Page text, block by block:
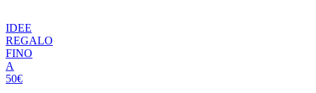
IDEE
REGALO
FINO
A
50€